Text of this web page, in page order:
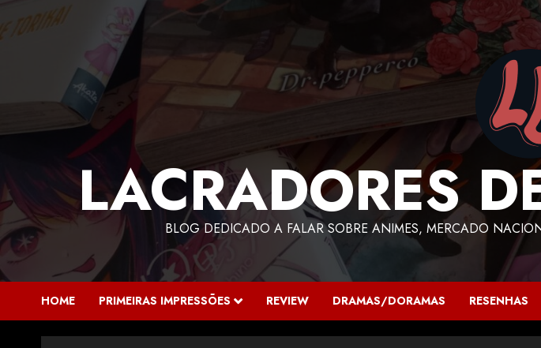
LACRADORES
BLOG DEDICADO A FALAR SOBRE ANIMES, MERCADO
HOME PRIMEIRAS IMPRESSÕES REVIEW DRAMAS/DORAMAS RESENHAS